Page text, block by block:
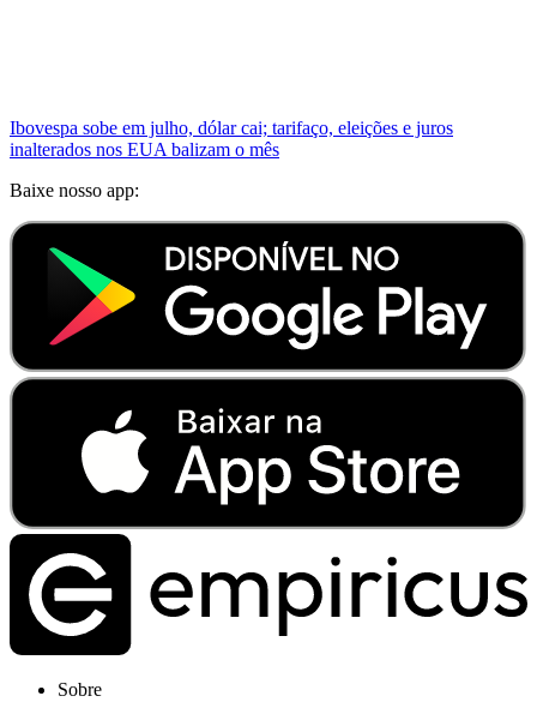
Ibovespa sobe em julho, dólar cai; tarifaço, eleições e juros
inalterados nos EUA balizam o mês
Baixe nosso app:
Sobre